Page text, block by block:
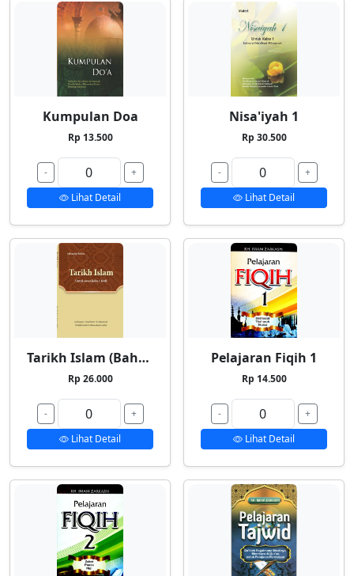
Kumpulan Doa
Rp 13.500
-
+
Lihat Detail
Nisa'iyah 1
Rp 30.500
-
+
Lihat Detail
Tarikh Islam (Bahasa Indonesia)
Rp 26.000
-
+
Lihat Detail
Pelajaran Fiqih 1
Rp 14.500
-
+
Lihat Detail